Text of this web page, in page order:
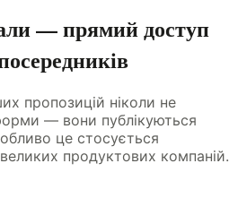
— прямий доступ
пропозицій ніколи не
— вони публікуються
це стосується
продуктових компаній.